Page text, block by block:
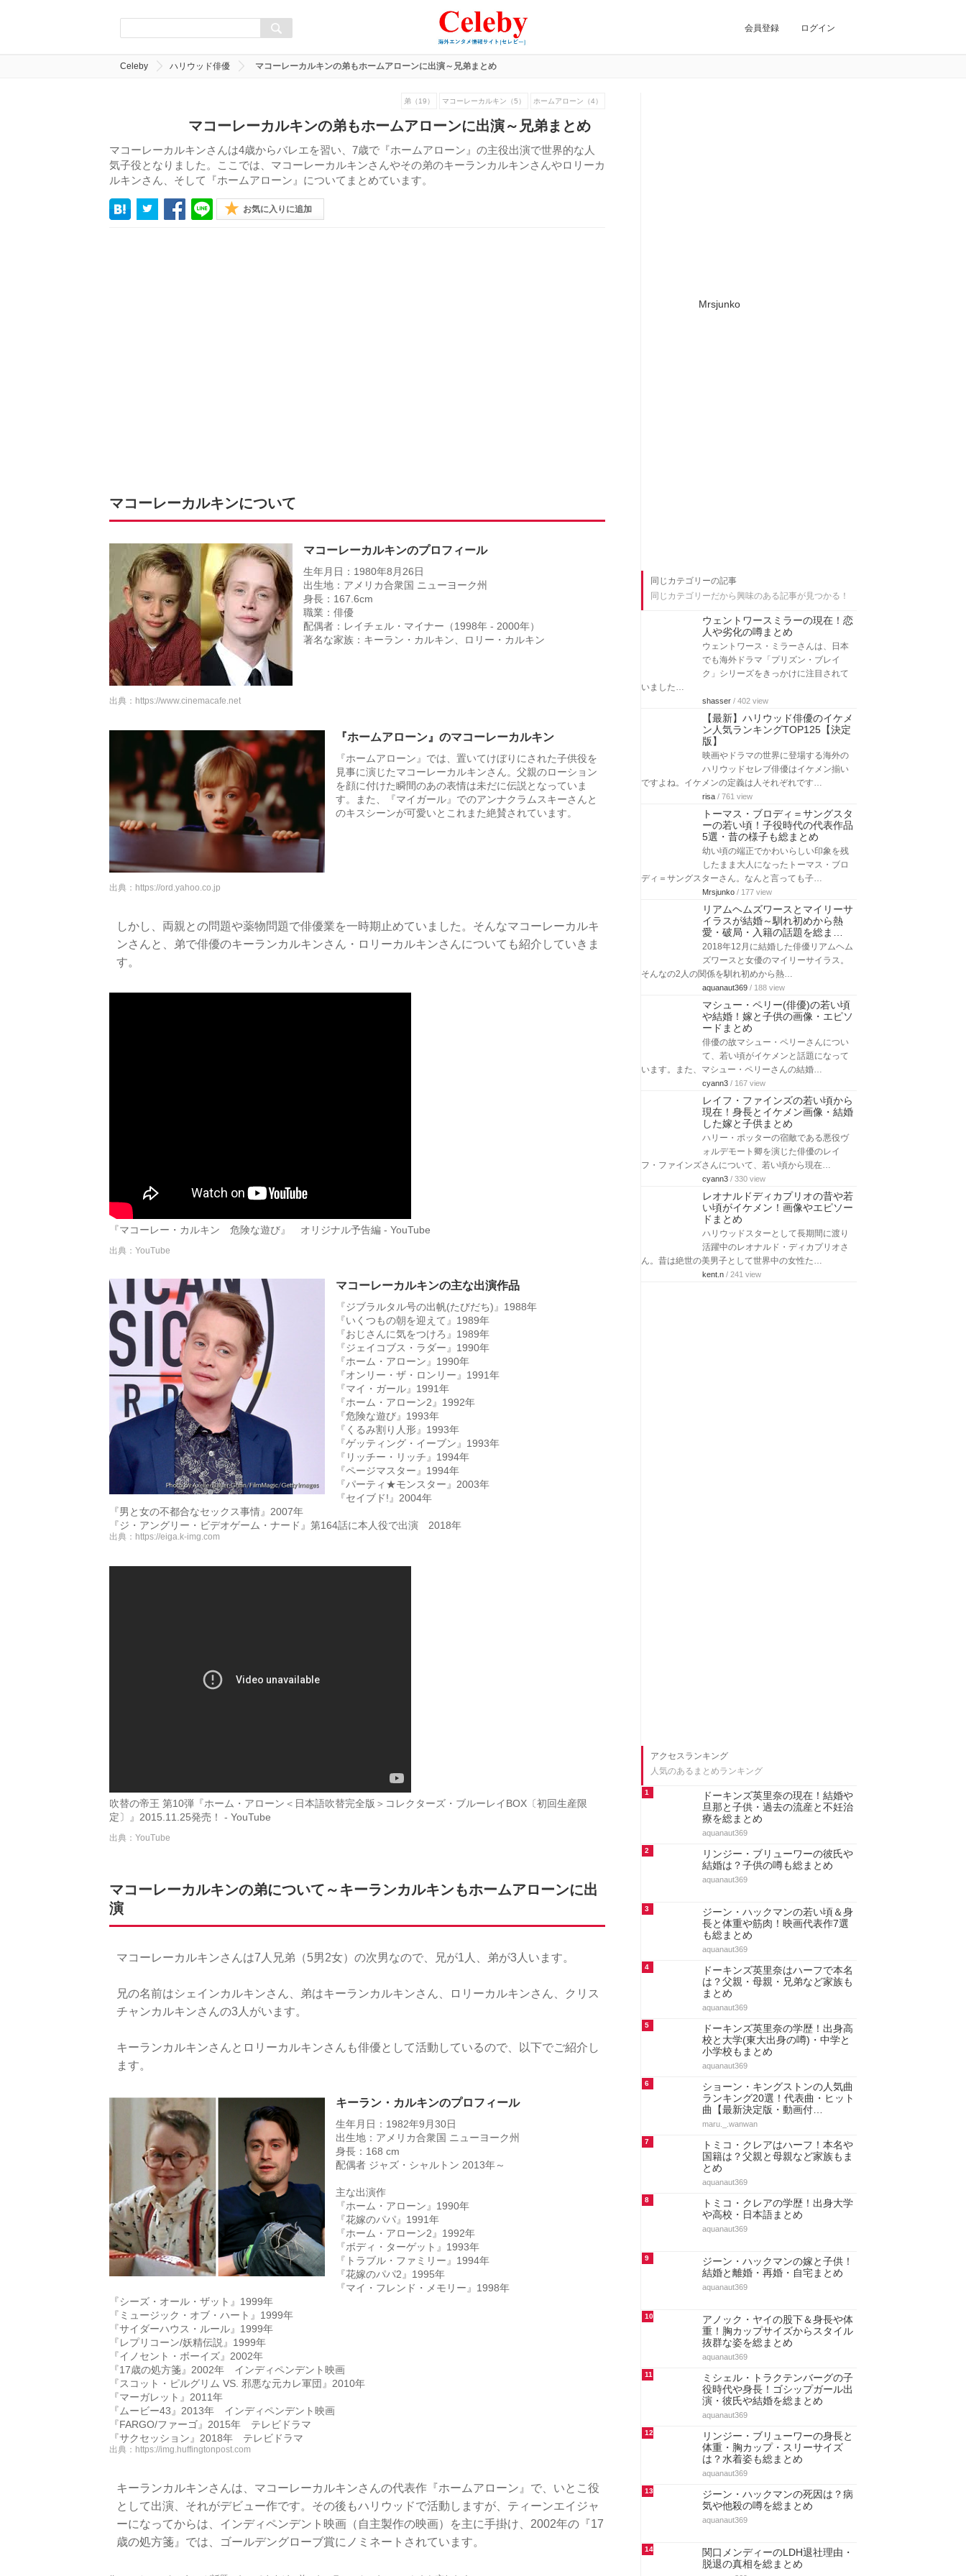
会員登録 ログイン
Celeby ハリウッド俳優 マコーレーカルキンの弟もホームアローンに出演～兄弟まとめ
弟（19） マコーレーカルキン（5） ホームアローン（4）
マコーレーカルキンの弟もホームアローンに出演～兄弟まとめ
マコーレーカルキンさんは4歳からバレエを習い、7歳で『ホームアローン』の主役出演で世界的な人
気子役となりました。ここでは、マコーレーカルキンさんやその弟のキーランカルキンさんやロリーカ
ルキンさん、そして『ホームアローン』についてまとめています。
お気に入りに追加
マコーレーカルキンについて
マコーレーカルキンのプロフィール
生年月日：1980年8月26日
出生地：アメリカ合衆国 ニューヨーク州
身長：167.6cm
職業：俳優
配偶者：レイチェル・マイナー（1998年 - 2000年）
著名な家族：キーラン・カルキン、ロリー・カルキン
出典： https://www.cinemacafe.net
『ホームアローン』のマコーレーカルキン
『ホームアローン』では、置いてけぼりにされた子供役を
見事に演じたマコーレーカルキンさん。父親のローション
を顔に付けた瞬間のあの表情は未だに伝説となっていま
す。また、『マイガール』でのアンナクラムスキーさんと
のキスシーンが可愛いとこれまた絶賛されています。
出典： https://ord.yahoo.co.jp
しかし、両親との問題や薬物問題で俳優業を一時期止めていました。そんなマコーレーカルキ
ンさんと、弟で俳優のキーランカルキンさん・ロリーカルキンさんについても紹介していきま
す。
『マコーレー・カルキン 危険な遊び』 オリジナル予告編 - YouTube
出典：YouTube
マコーレーカルキンの主な出演作品
『ジブラルタル号の出帆(たびだち)』1988年
『いくつもの朝を迎えて』1989年
『おじさんに気をつけろ』1989年
『ジェイコブス・ラダー』1990年
『ホーム・アローン』1990年
『オンリー・ザ・ロンリー』1991年
『マイ・ガール』1991年
『ホーム・アローン2』1992年
『危険な遊び』1993年
『くるみ割り人形』1993年
『ゲッティング・イーブン』1993年
『リッチー・リッチ』1994年
『ページマスター』1994年
『パーティ★モンスター』2003年
『セイブド!』2004年
『男と女の不都合なセックス事情』2007年
『ジ・アングリー・ビデオゲーム・ナード』第164話に本人役で出演 2018年
出典： https://eiga.k-img.com
吹替の帝王 第10弾『ホーム・アローン＜日本語吹替完全版＞コレクターズ・ブルーレイBOX〔初回生産限
定〕』2015.11.25発売！ - YouTube
出典：YouTube
マコーレーカルキンの弟について～キーランカルキンもホームアローンに出
演
マコーレーカルキンさんは7人兄弟（5男2女）の次男なので、兄が1人、弟が3人います。
兄の名前はシェインカルキンさん、弟はキーランカルキンさん、ロリーカルキンさん、クリス
チャンカルキンさんの3人がいます。
キーランカルキンさんとロリーカルキンさんも俳優として活動しているので、以下でご紹介し
ます。
キーラン・カルキンのプロフィール
生年月日：1982年9月30日
出生地：アメリカ合衆国 ニューヨーク州
身長：168 cm
配偶者 ジャズ・シャルトン 2013年～
主な出演作
『ホーム・アローン』1990年
『花嫁のパパ』1991年
『ホーム・アローン2』1992年
『ボディ・ターゲット』1993年
『トラブル・ファミリー』1994年
『花嫁のパパ2』1995年
『マイ・フレンド・メモリー』1998年
『シーズ・オール・ザット』1999年
『ミュージック・オブ・ハート』1999年
『サイダーハウス・ルール』1999年
『レプリコーン/妖精伝説』1999年
『イノセント・ボーイズ』2002年
『17歳の処方箋』2002年 インディペンデント映画
『スコット・ピルグリム VS. 邪悪な元カレ軍団』2010年
『マーガレット』2011年
『ムービー43』2013年 インディペンデント映画
『FARGO/ファーゴ』2015年 テレビドラマ
『サクセッション』2018年 テレビドラマ
出典： https://img.huffingtonpost.com
キーランカルキンさんは、マコーレーカルキンさんの代表作『ホームアローン』で、いとこ役
として出演、それがデビュー作です。その後もハリウッドで活動しますが、ティーンエイジャ
ーになってからは、インディペンデント映画（自主製作の映画）を主に手掛け、2002年の『17
歳の処方箋』では、ゴールデングローブ賞にノミネートされています。
Mrsjunko
同じカテゴリーの記事
同じカテゴリーだから興味のある記事が見つかる！
ウェントワースミラーの現在！恋
人や劣化の噂まとめ
ウェントワース・ミラーさんは、日本
でも海外ドラマ「プリズン・ブレイ
ク」シリーズをきっかけに注目されて
いました…
shasser / 402 view
【最新】ハリウッド俳優のイケメ
ン人気ランキングTOP125【決定
版】
映画やドラマの世界に登場する海外の
ハリウッドセレブ俳優はイケメン揃い
ですよね。イケメンの定義は人それぞれです…
risa / 761 view
トーマス・ブロディ＝サングスタ
ーの若い頃！子役時代の代表作品
5選・昔の様子も総まとめ
幼い頃の端正でかわいらしい印象を残
したまま大人になったトーマス・ブロ
ディ＝サングスターさん。なんと言っても子…
Mrsjunko / 177 view
リアムヘムズワースとマイリーサ
イラスが結婚～馴れ初めから熱
愛・破局・入籍の話題を総ま…
2018年12月に結婚した俳優リアムヘム
ズワースと女優のマイリーサイラス。
そんなの2人の関係を馴れ初めから熱…
aquanaut369 / 188 view
マシュー・ペリー(俳優)の若い頃
や結婚！嫁と子供の画像・エピソ
ードまとめ
俳優の故マシュー・ペリーさんについ
て、若い頃がイケメンと話題になって
います。また、マシュー・ペリーさんの結婚…
cyann3 / 167 view
レイフ・ファインズの若い頃から
現在！身長とイケメン画像・結婚
した嫁と子供まとめ
ハリー・ポッターの宿敵である悪役ヴ
ォルデモート卿を演じた俳優のレイ
フ・ファインズさんについて、若い頃から現在…
cyann3 / 330 view
レオナルドディカプリオの昔や若
い頃がイケメン！画像やエピソー
ドまとめ
ハリウッドスターとして長期間に渡り
活躍中のレオナルド・ディカプリオさ
ん。昔は絶世の美男子として世界中の女性た…
kent.n / 241 view
アクセスランキング
人気のあるまとめランキング
1
ドーキンズ英里奈の現在！結婚や
旦那と子供・過去の流産と不妊治
療を総まとめ
aquanaut369
2
リンジー・ブリューワーの彼氏や
結婚は？子供の噂も総まとめ
aquanaut369
3
ジーン・ハックマンの若い頃＆身
長と体重や筋肉！映画代表作7選
も総まとめ
aquanaut369
4
ドーキンズ英里奈はハーフで本名
は？父親・母親・兄弟など家族も
まとめ
aquanaut369
5
ドーキンズ英里奈の学歴！出身高
校と大学(東大出身の噂)・中学と
小学校もまとめ
aquanaut369
6
ショーン・キングストンの人気曲
ランキング20選！代表曲・ヒット
曲【最新決定版・動画付…
maru._.wanwan
7
トミコ・クレアはハーフ！本名や
国籍は？父親と母親など家族もま
とめ
aquanaut369
8
トミコ・クレアの学歴！出身大学
や高校・日本語まとめ
aquanaut369
9
ジーン・ハックマンの嫁と子供！
結婚と離婚・再婚・自宅まとめ
aquanaut369
10
アノック・ヤイの股下＆身長や体
重！胸カップサイズからスタイル
抜群な姿を総まとめ
aquanaut369
11
ミシェル・トラクテンバーグの子
役時代や身長！ゴシップガール出
演・彼氏や結婚を総まとめ
aquanaut369
12
リンジー・ブリューワーの身長と
体重・胸カップ・スリーサイズ
は？水着姿も総まとめ
aquanaut369
13
ジーン・ハックマンの死因は？病
気や他殺の噂を総まとめ
aquanaut369
14
関口メンディーのLDH退社理由・
脱退の真相を総まとめ